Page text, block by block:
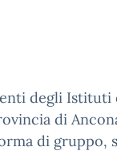
degli Istituti
di
di gruppo,